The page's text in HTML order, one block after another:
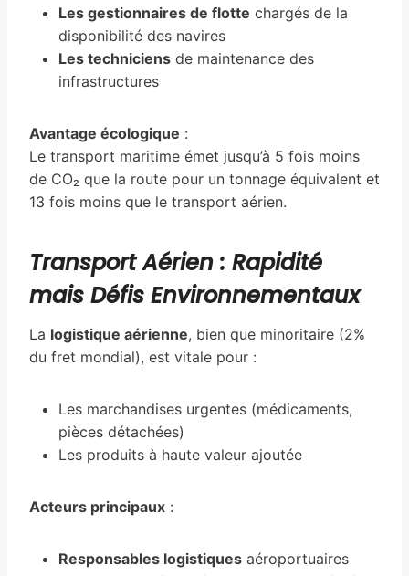
Les gestionnaires de flotte chargés de la
disponibilité des navires
Les techniciens de maintenance des
infrastructures
Avantage écologique :
Le transport maritime émet jusqu’à 5 fois moins
de CO₂ que la route pour un tonnage équivalent et
13 fois moins que le transport aérien.
Transport Aérien : Rapidité
mais Défis Environnementaux
La logistique aérienne, bien que minoritaire (2%
du fret mondial), est vitale pour :
Les marchandises urgentes (médicaments,
pièces détachées)
Les produits à haute valeur ajoutée
Acteurs principaux :
Responsables logistiques aéroportuaires